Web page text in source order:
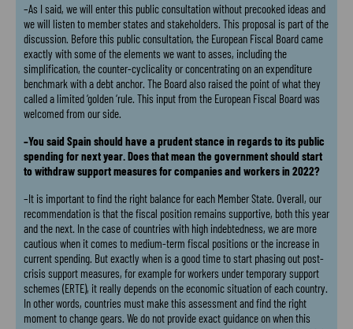
–As I said, we will enter this public consultation without precooked ideas and
we will listen to member states and stakeholders. This proposal is part of the
discussion. Before this public consultation, the European Fiscal Board came
exactly with some of the elements we want to asses, including the
simplification, the counter-cyclicality or concentrating on an expenditure
benchmark with a debt anchor. The Board also raised the point of what they
called a limited ‘golden ‘rule. This input from the European Fiscal Board was
welcomed from our side.
–You said Spain should have a prudent stance in regards to its public
spending for next year. Does that mean the government should start
to withdraw support measures for companies and workers in 2022?
–It is important to find the right balance for each Member State. Overall, our
recommendation is that the fiscal position remains supportive, both this year
and the next. In the case of countries with high indebtedness, we are more
cautious when it comes to medium-term fiscal positions or the increase in
current spending. But exactly when is a good time to start phasing out post-
crisis support measures, for example for workers under temporary support
schemes (ERTE), it really depends on the economic situation of each country.
In other words, countries must make this assessment and find the right
moment to change gears. We do not provide exact guidance on when this